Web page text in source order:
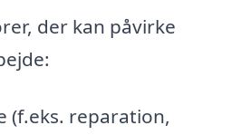
der kan påvirke
(f.eks. reparation,